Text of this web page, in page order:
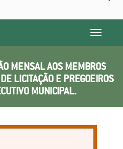
Toggle
MENSAL AOS MEMBROS
LICITAÇÃO E PREGOEIROS
MUNICIPAL.